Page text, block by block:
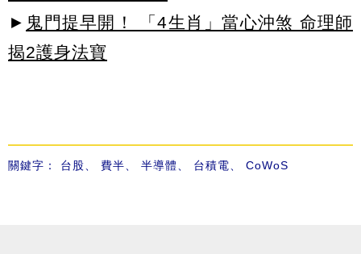
► 鬼門提早開！ 「4生肖」當心沖煞 命理師
揭2護身法寶
關鍵字： 台股 費半 半導體 台積電 CoWoS